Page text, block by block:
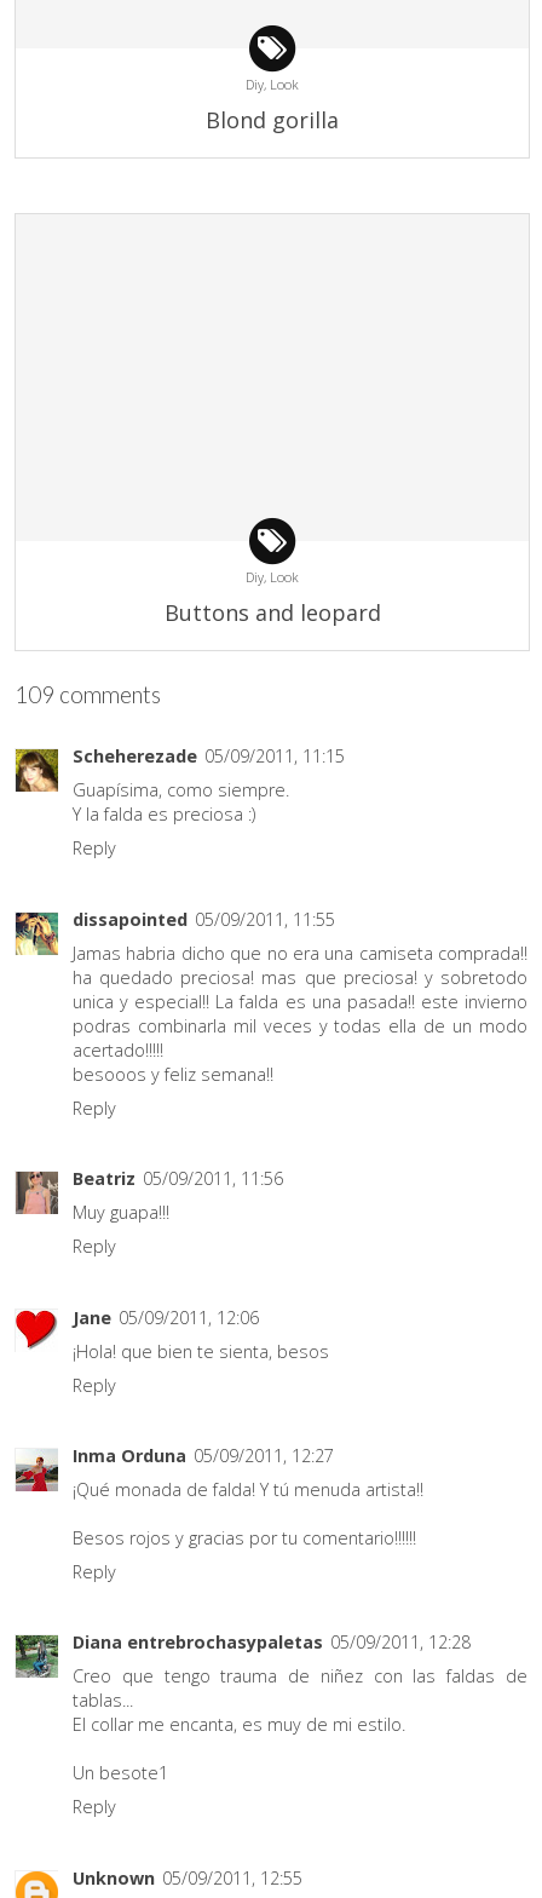
Diy, Look
Blond gorilla
Diy, Look
Buttons and leopard
109 comments
Scheherezade 05/09/2011, 11:15
Guapísima, como siempre.
Y la falda es preciosa :)
Reply
dissapointed 05/09/2011, 11:55
Jamas habria dicho que no era una camiseta comprada!!
ha quedado preciosa! mas que preciosa! y sobretodo
unica y especial!! La falda es una pasada!! este invierno
podras combinarla mil veces y todas ella de un modo
acertado!!!!!
besooos y feliz semana!!
Reply
Beatriz 05/09/2011, 11:56
Muy guapa!!!
Reply
Jane 05/09/2011, 12:06
¡Hola! que bien te sienta, besos
Reply
Inma Orduna 05/09/2011, 12:27
¡Qué monada de falda! Y tú menuda artista!!
Besos rojos y gracias por tu comentario!!!!!!
Reply
Diana entrebrochasypaletas 05/09/2011, 12:28
Creo que tengo trauma de niñez con las faldas de
tablas...
El collar me encanta, es muy de mi estilo.
Un besote1
Reply
Unknown 05/09/2011, 12:55